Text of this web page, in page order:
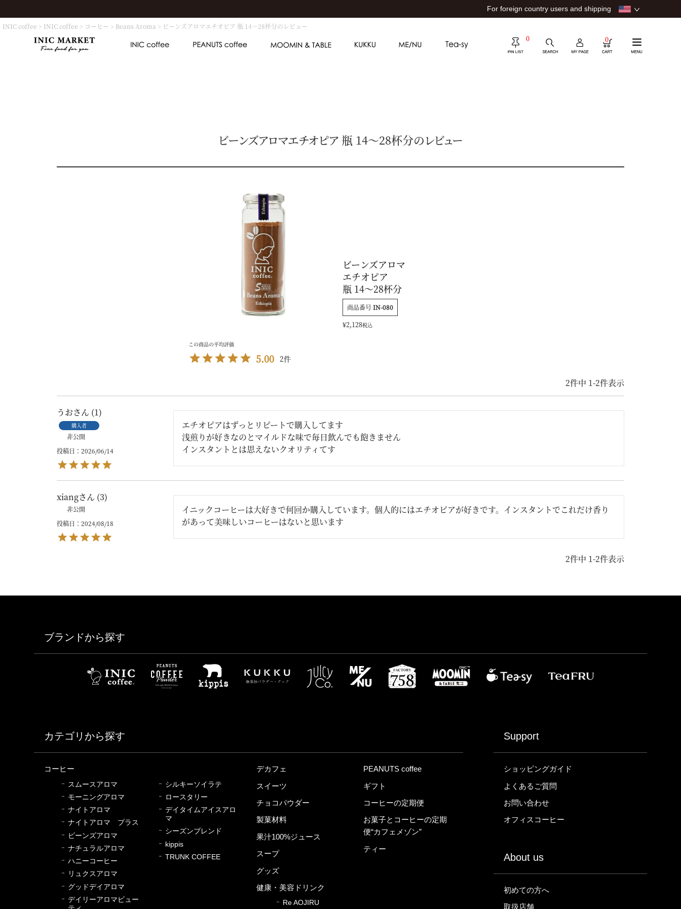
For foreign country users and shipping
0 0
INIC coffee INIC coffee コーヒー Beans Aroma ビーンズアロマエチオピア 瓶 14～28杯分のレビュー
ビーンズアロマエチオピア 瓶 14～28杯分のレビュー
ビーンズアロマ
エチオピア
瓶 14～28杯分
商品番号IN-080
¥2,128税込
5.00 2
2件中 1-2件表示
うお 1
購入者
非公開
投稿日
2026/06/14
エチオピアはずっとリピートで購入してます
浅煎りが好きなのとマイルドな味で毎日飲んでも飽きません
インスタントとは思えないクオリティてす
xiang 3
非公開
投稿日
2024/08/18
イニックコーヒーは大好きで何回か購入しています。個人的にはエチオピアが好きです。インスタントでこれだけ香り
があって美味しいコーヒーはないと思います
2件中 1-2件表示
ブランドから探す
カテゴリから探す
コーヒー
スムースアロマ
モーニングアロマ
ナイトアロマ
ナイトアロマ プラス
ビーンズアロマ
ナチュラルアロマ
ハニーコーヒー
リュクスアロマ
グッドデイアロマ
デイリーアロマビュー
シルキーソイラテ
ロースタリー
デイタイムアイスアロ
マ
シーズンブレンド
kippis
TRUNK COFFEE
デカフェ
スイーツ
チョコパウダー
製菓材料
果汁100%ジュース
スープ
グッズ
健康・美容ドリンク
Re AOJIRU
PEANUTS coffee
ギフト
コーヒーの定期便
お菓子とコーヒーの定期
便“カフェメゾン”
ティー
Support
ショッピングガイド
よくあるご質問
お問い合わせ
オフィスコーヒー
About us
初めての方へ
取扱店舗